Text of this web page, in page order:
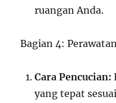
ruangan Anda.
Bagian 4:
Cara Pencucian:
yang tepat